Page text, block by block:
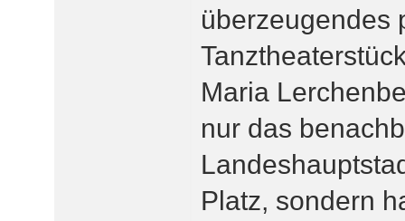
überzeugendes
Maria
nur das
Platz, sondern